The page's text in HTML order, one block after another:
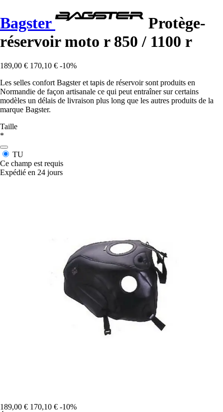
Bagster
Protège-
réservoir moto r 850 / 1100 r
189,00 € 170,10 € -10%
Les selles confort Bagster et tapis de réservoir sont produits en
Normandie de façon artisanale ce qui peut entraîner sur certains
modèles un délais de livraison plus long que les autres produits de la
marque Bagster.
Taille
*
TU
Ce champ est requis
Expédié en 24 jours
189,00 € 170,10 € -10%